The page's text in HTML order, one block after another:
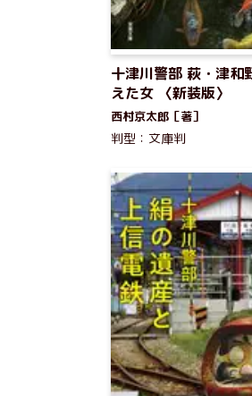
十津川警部 萩・津和
えた女 〈新装版〉
西村京太郎［著］
判型：文庫判